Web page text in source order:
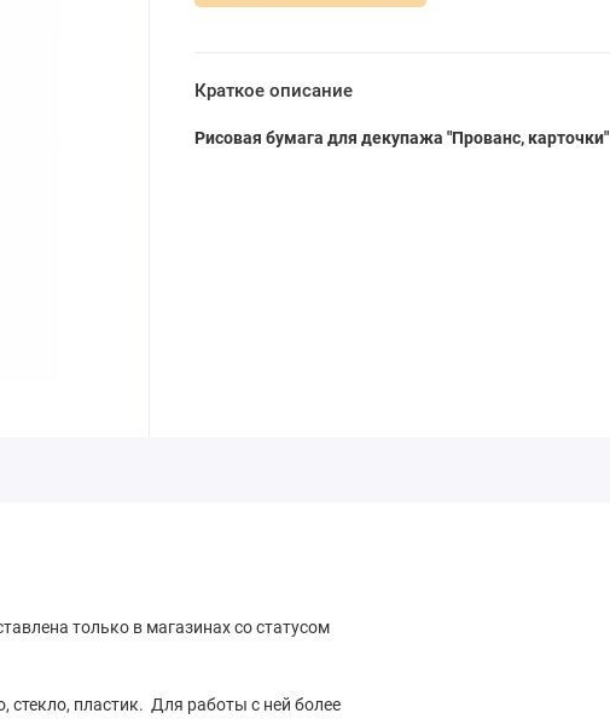
Краткое описание
Рисовая бумага для декупажа "Прованс, карточки"
только в магазинах со статусом
стекло, пластик. Для работы с ней более